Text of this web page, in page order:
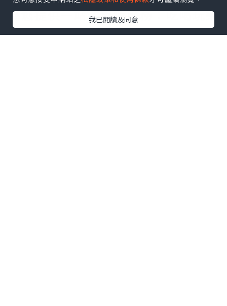
為您提供一站式旅遊服務：吃喝玩樂
購住行...來一場真的說走就走的旅
我已閱讀及同意